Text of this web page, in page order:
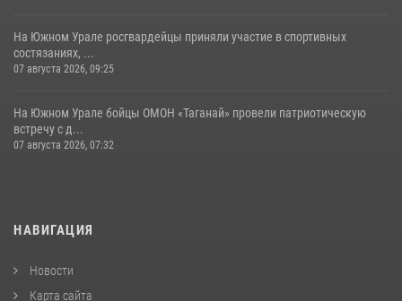
На Южном Урале росгвардейцы приняли участие в спортивных
состязаниях, ...
07 августа 2026, 09:25
На Южном Урале бойцы ОМОН «Таганай» провели патриотическую
встречу с д...
07 августа 2026, 07:32
НАВИГАЦИЯ
Новости
Карта сайта